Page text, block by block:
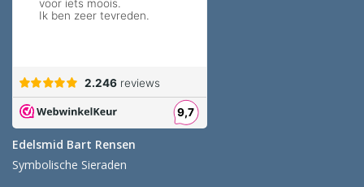
Edelsmid Bart Rensen
Symbolische Sieraden